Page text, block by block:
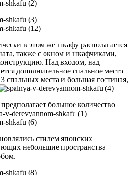
в этом же шкафу располагается
также с окном и шкафчиками,
Над входом, над
дополнительное спальное место
спальных места и большая гостиная,
большое количество
стилем японских
небольшие пространства